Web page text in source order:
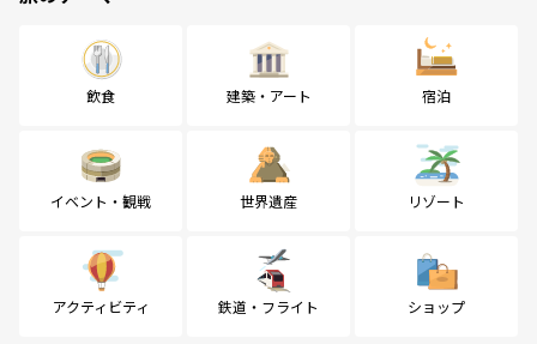
飲食 建築・アート 宿泊
イベント・観戦 世界遺産 リゾート
アクティビティ 鉄道・フライト ショップ